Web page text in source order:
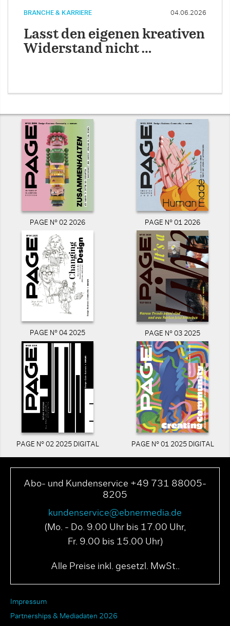
BRANCHE & KARRIERE 04.06.2026
Lasst den eigenen kreativen
Widerstand nicht …
PAGE N° 02 2026 PAGE N° 01 2026
PAGE N° 04 2025 PAGE N° 03 2025
PAGE N° 02 2025 DIGITAL PAGE N° 01 2025 DIGITAL
Abo- und Kundenservice +49 731 88005-
8205
kundenservice@ebnermedia.de
(Mo. - Do. 9.00 Uhr bis 17.00 Uhr,
Fr. 9.00 bis 15.00 Uhr)
Alle Preise inkl. gesetzl. MwSt..
Impressum
Partnerships & Mediadaten 2026